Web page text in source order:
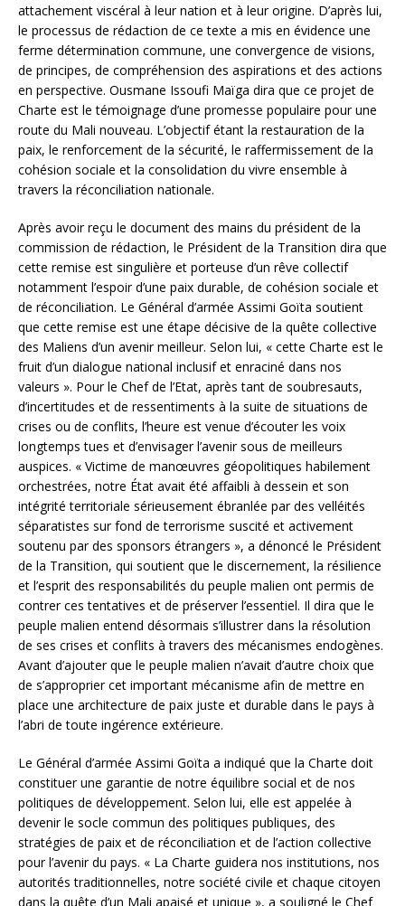
attachement viscéral à leur nation et à leur origine. D’après lui,
le processus de rédaction de ce texte a mis en évidence une
ferme détermination commune, une convergence de visions,
de principes, de compréhension des aspirations et des actions
en perspective. Ousmane Issoufi Maïga dira que ce projet de
Charte est le témoignage d’une promesse populaire pour une
route du Mali nouveau. L’objectif étant la restauration de la
paix, le renforcement de la sécurité, le raffermissement de la
cohésion sociale et la consolidation du vivre ensemble à
travers la réconciliation nationale.
Après avoir reçu le document des mains du président de la
commission de rédaction, le Président de la Transition dira que
cette remise est singulière et porteuse d’un rêve collectif
notamment l’espoir d’une paix durable, de cohésion sociale et
de réconciliation. Le Général d’armée Assimi Goïta soutient
que cette remise est une étape décisive de la quête collective
des Maliens d’un avenir meilleur. Selon lui, « cette Charte est le
fruit d’un dialogue national inclusif et enraciné dans nos
valeurs ». Pour le Chef de l’Etat, après tant de soubresauts,
d’incertitudes et de ressentiments à la suite de situations de
crises ou de conflits, l’heure est venue d’écouter les voix
longtemps tues et d’envisager l’avenir sous de meilleurs
auspices. « Victime de manœuvres géopolitiques habilement
orchestrées, notre État avait été affaibli à dessein et son
intégrité territoriale sérieusement ébranlée par des velléités
séparatistes sur fond de terrorisme suscité et activement
soutenu par des sponsors étrangers », a dénoncé le Président
de la Transition, qui soutient que le discernement, la résilience
et l’esprit des responsabilités du peuple malien ont permis de
contrer ces tentatives et de préserver l’essentiel. Il dira que le
peuple malien entend désormais s’illustrer dans la résolution
de ses crises et conflits à travers des mécanismes endogènes.
Avant d’ajouter que le peuple malien n’avait d’autre choix que
de s’approprier cet important mécanisme afin de mettre en
place une architecture de paix juste et durable dans le pays à
l’abri de toute ingérence extérieure.
Le Général d’armée Assimi Goïta a indiqué que la Charte doit
constituer une garantie de notre équilibre social et de nos
politiques de développement. Selon lui, elle est appelée à
devenir le socle commun des politiques publiques, des
stratégies de paix et de réconciliation et de l’action collective
pour l’avenir du pays. « La Charte guidera nos institutions, nos
autorités traditionnelles, notre société civile et chaque citoyen
dans la quête d’un Mali apaisé et unique », a souligné le Chef